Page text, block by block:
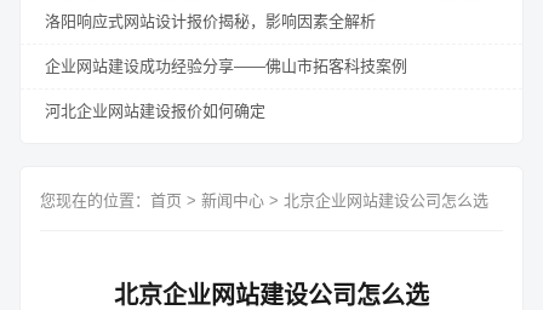
洛阳响应式网站设计报价揭秘，影响因素全解析
企业网站建设成功经验分享——佛山市拓客科技案例
河北企业网站建设报价如何确定
您现在的位置： 首页 > 新闻中心 > 北京企业网站建设公司怎么选
北京企业网站建设公司怎么选